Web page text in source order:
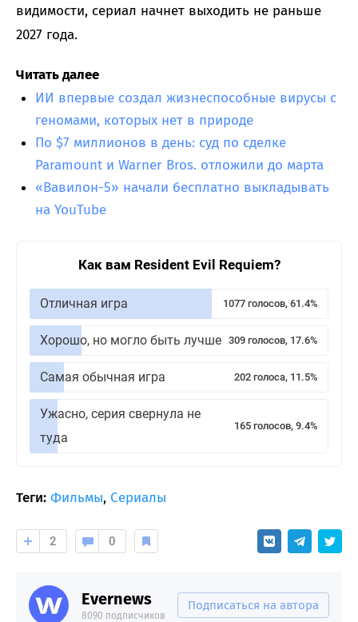
видимости, сериал начнет выходить не раньше
2027 года.
Читать далее
ИИ впервые создал жизнеспособные вирусы с
геномами, которых нет в природе
По $7 миллионов в день: суд по сделке
Paramount и Warner Bros. отложили до марта
«Вавилон-5» начали бесплатно выкладывать
на YouTube
Как вам Resident Evil Requiem?
Отличная игра 1077 голосов, 61.4%
Хорошо, но могло быть лучше 309 голосов, 17.6%
Самая обычная игра 202 голоса, 11.5%
Ужасно, серия свернула не
туда
165 голосов, 9.4%
Теги: Фильмы, Сериалы
2 0
Evernews
8090 подписчиков
Подписаться на автора